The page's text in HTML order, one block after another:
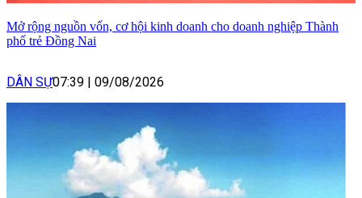
Mở rộng nguồn vốn, cơ hội kinh doanh cho doanh nghiệp Thành
phố trẻ Đồng Nai
DÂN SỰ07:39 09/08/2026